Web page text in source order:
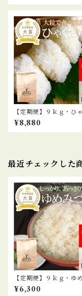
【定期便】９ｋｇ・ひ
ん穀 精白米
¥8,880
最近チェックした
【定期便】９ｋｇ・ゆ
ほ精白米
¥6,300